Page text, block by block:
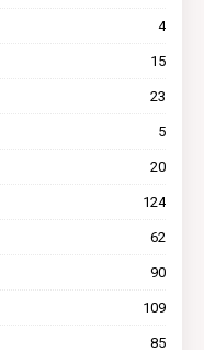
4
15
23
5
20
124
62
90
109
85